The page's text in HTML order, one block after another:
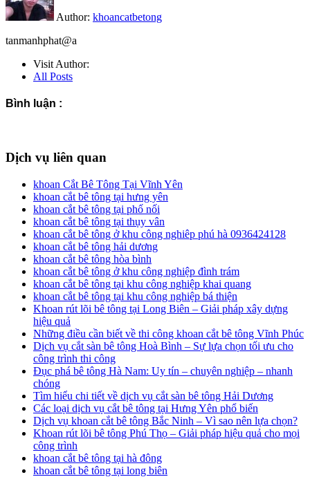
Author: khoancatbetong
tanmanhphat@a
Visit Author:
All Posts
Bình luận :
Dịch vụ liên quan
khoan Cắt Bê Tông Tại Vĩnh Yên
khoan cắt bê tông tại hưng yên
khoan cắt bê tông tại phố nối
khoan cắt bê tông tại thụy vân
khoan cắt bê tông ở khu công nghiêp phú hà 0936424128
khoan cắt bê tông hải dương
khoan cắt bê tông hòa bình
khoan cắt bê tông ở khu công nghiệp đình trám
khoan cắt bê tông tại khu công nghiệp khai quang
khoan cắt bê tông tại khu công nghiệp bá thiện
Khoan rút lõi bê tông tại Long Biên – Giải pháp xây dựng
hiệu quả
Những điều cần biết về thi công khoan cắt bê tông Vĩnh Phúc
Dịch vụ cắt sàn bê tông Hoà Bình – Sự lựa chọn tối ưu cho
công trình thi công
Đục phá bê tông Hà Nam: Uy tín – chuyên nghiệp – nhanh
chóng
Tìm hiểu chi tiết về dịch vụ cắt sàn bê tông Hải Dương
Các loại dịch vụ cắt bê tông tại Hưng Yên phổ biến
Dịch vụ khoan cắt bê tông Bắc Ninh – Vì sao nên lựa chọn?
Khoan rút lõi bê tông Phú Thọ – Giải pháp hiệu quả cho mọi
công trình
khoan cắt bê tông tại hà đông
khoan cắt bê tông tại long biên